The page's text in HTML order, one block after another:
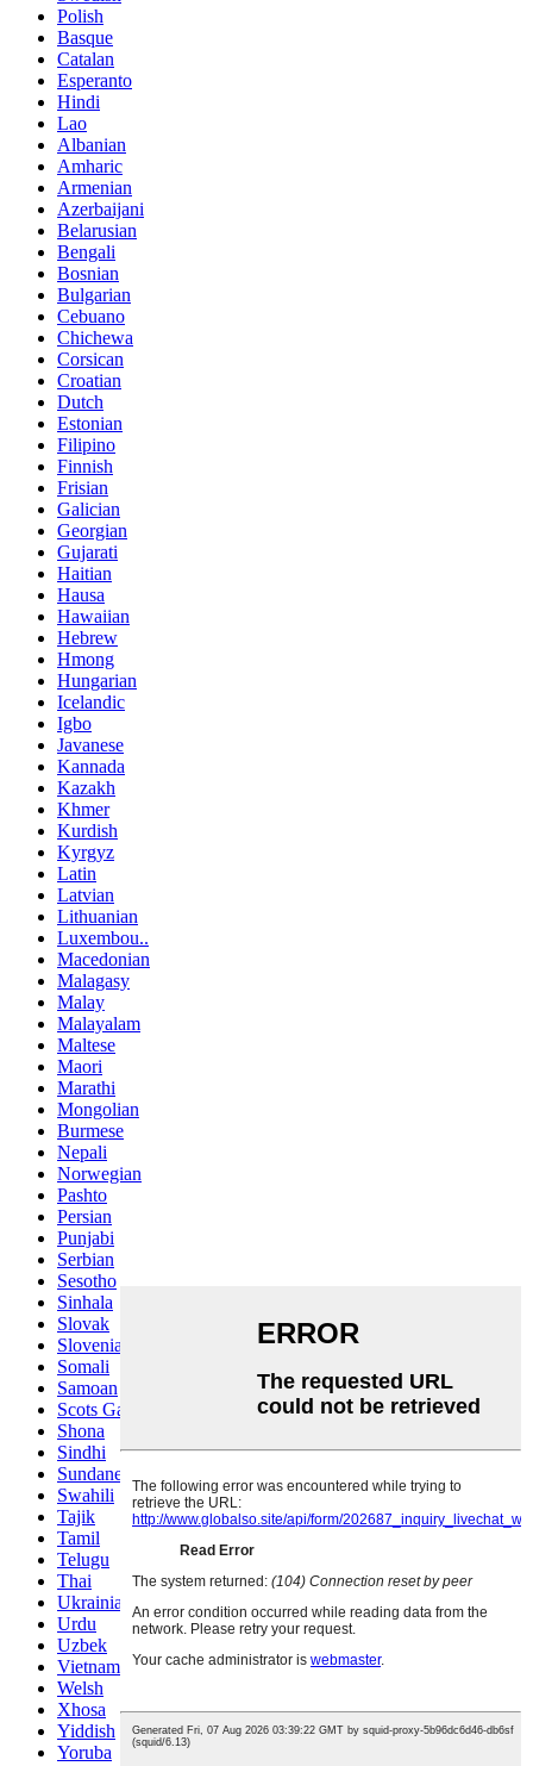
Polish
Basque
Catalan
Esperanto
Hindi
Lao
Albanian
Amharic
Armenian
Azerbaijani
Belarusian
Bengali
Bosnian
Bulgarian
Cebuano
Chichewa
Corsican
Croatian
Dutch
Estonian
Filipino
Finnish
Frisian
Galician
Georgian
Gujarati
Haitian
Hausa
Hawaiian
Hebrew
Hmong
Hungarian
Icelandic
Igbo
Javanese
Kannada
Kazakh
Khmer
Kurdish
Kyrgyz
Latin
Latvian
Lithuanian
Luxembou..
Macedonian
Malagasy
Malay
Malayalam
Maltese
Maori
Marathi
Mongolian
Burmese
Nepali
Norwegian
Pashto
Persian
Punjabi
Serbian
Sesotho
Sinhala
Slovak
Slovenian
Somali
Samoan
Scots Gaelic
Shona
Sindhi
Sundanese
Swahili
Tajik
Tamil
Telugu
Thai
Ukrainian
Urdu
Uzbek
Vietnamese
Welsh
Xhosa
Yiddish
Yoruba